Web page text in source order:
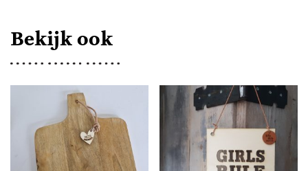
Bekijk ook